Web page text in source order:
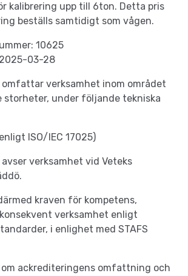
kalibrering upp till 6ton. Detta pris
beställs samtidigt som vågen.
10625
03-28
verksamhet inom området
storheter, under följande tekniska
ISO/IEC 17025)
verksamhet vid Veteks
kraven för kompetens,
verksamhet enligt
i enlighet med STAFS
ackrediteringens omfattning och